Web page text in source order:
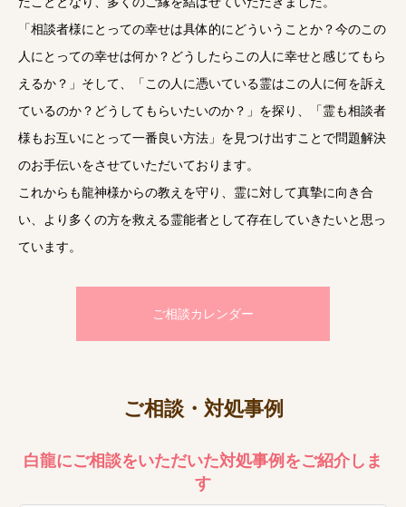
「相談者様にとっての幸せは具体的にどういうことか？今のこの
人にとっての幸せは何か？どうしたらこの人に幸せと感じてもら
えるか？」そして、「この人に憑いている霊はこの人に何を訴え
ているのか？どうしてもらいたいのか？」を探り、「霊も相談者
様もお互いにとって一番良い方法」を見つけ出すことで問題解決
のお手伝いをさせていただいております。
これからも龍神様からの教えを守り、霊に対して真摯に向き合
い、より多くの方を救える霊能者として存在していきたいと思っ
ています。
ご相談カレンダー
ご相談・対処事例
白龍にご相談をいただいた対処事例をご紹介しま
す